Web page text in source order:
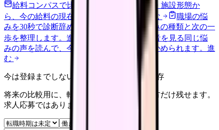
給料コンパスで比較する
地域・経験年数・施設形態か
ら、今の給料の現在地を確認できます。
進む
職場の悩
みを30秒で診断辞めるべきか迷う前に、悩みの種類と次の一
歩を整理します。 進む 匿名掲示板で本音を見る 同じ悩
みの声を読んで、今の職場だけの問題か確かめられます。 進
む
今は登録までしない人向け: 希望条件だけ保存
将来の比較用に、転職時期と気になる働き方だけ残せます。
求人応募ではありません。